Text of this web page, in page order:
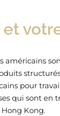
américains
pour
qui sont en
Kong.